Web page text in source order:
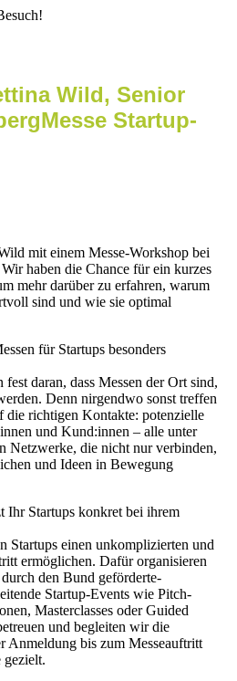
Wild, Senior
Startup-
mit einem Messe-Workshop bei
haben die Chance für ein kurzes
mehr darüber zu erfahren, warum
sind und wie sie optimal
für Startups besonders
fest daran, dass Messen der Ort sind,
Denn nirgendwo sonst treffen
die richtigen Kontakte: potenzielle
und Kund:innen – alle unter
Netzwerke, die nicht nur verbinden,
und Ideen in Bewegung
Ihr Startups konkret bei ihrem
Startups einen unkomplizierten und
ermöglichen. Dafür organisieren
den Bund geförderte-
Startup-Events wie Pitch-
Masterclasses oder Guided
und begleiten wir die
Anmeldung bis zum Messeauftritt
gezielt.